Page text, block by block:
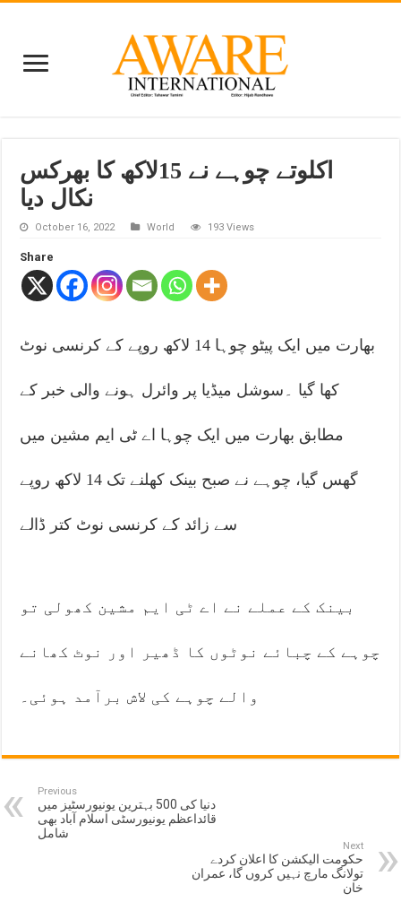
اکلوتے چوہے نے 15لاکھ کا بھرکس
نکال دیا
October 16, 2022 World 193 Views
Share
بھارت میں ایک پیٹو چوہا 14 لاکھ روپے کے کرنسی نوٹ
کھا گیا ۔سوشل میڈیا پر وائرل ہونے والی خبر کے
مطابق بھارت میں ایک چوہا اے ٹی ایم مشین میں
گھس گیا، چوہے نے صبح بینک کھلنے تک 14 لاکھ روپے
سے زائد کے کرنسی نوٹ کتر ڈالے
بینک کے عملے نے اے ٹی ایم مشین کھولی تو
چوہے کے چبائے نوٹوں کا ڈھیر اور نوٹ کھانے
والے چوہے کی لاش برآمد ہوئی۔
Previous
دنیا کی 500 بہترین یونیورسٹیز میں
قائداعظم یونیورسٹی اسلام آباد بھی
شامل
Next
حکومت الیکشن کا اعلان کردے
تولانگ مارچ نہیں کروں گا، عمران
خان